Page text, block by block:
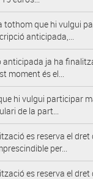
tothom que hi vulgui
anticipada,...
ja ha
moment és el...
hi vulgui participar
de la part...
es reserva el dret
per...
es reserva el dret